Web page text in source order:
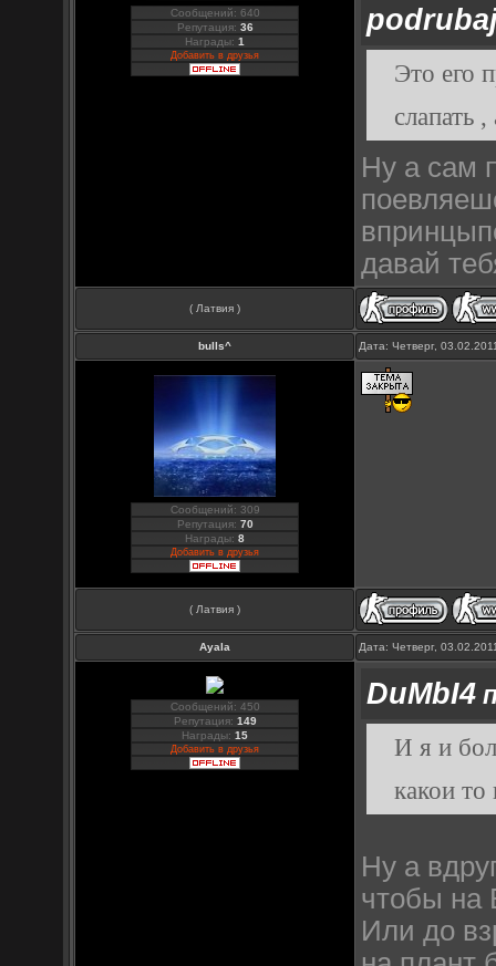
Сообщений: 640
Репутация: 36
Награды:1
Добавить в друзья
Это его
слапать
Ну а сам
давай
( Латвия )
bulls^ Дата: Четверг,
Сообщений: 309
Репутация: 70
Награды:8
Добавить в друзья
( Латвия )
Ayala Дата: Четверг,
Сообщений: 450
Репутация: 149
Награды:15
Добавить в друзья
DuMbI4
И я и
какои то
Ну а
чтобы на
Или до